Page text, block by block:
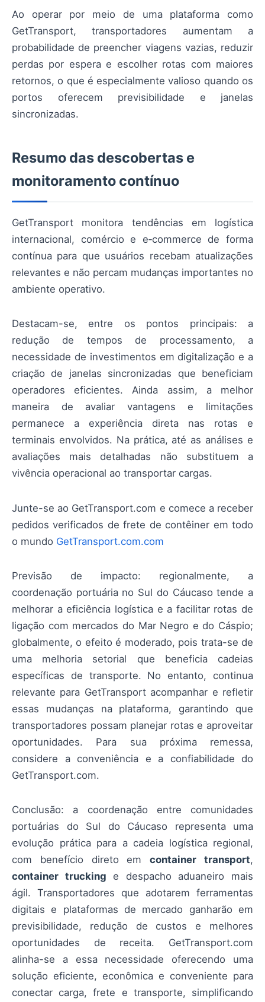
Ao operar por meio de uma plataforma como
GetTransport, transportadores aumentam a
probabilidade de preencher viagens vazias, reduzir
perdas por espera e escolher rotas com maiores
retornos, o que é especialmente valioso quando os
portos oferecem previsibilidade e janelas
sincronizadas.
Resumo das descobertas e
monitoramento contínuo
GetTransport monitora tendências em logística
internacional, comércio e e‑commerce de forma
contínua para que usuários recebam atualizações
relevantes e não percam mudanças importantes no
ambiente operativo.
Destacam-se, entre os pontos principais: a
redução de tempos de processamento, a
necessidade de investimentos em digitalização e a
criação de janelas sincronizadas que beneficiam
operadores eficientes. Ainda assim, a melhor
maneira de avaliar vantagens e limitações
permanece a experiência direta nas rotas e
terminais envolvidos. Na prática, até as análises e
avaliações mais detalhadas não substituem a
vivência operacional ao transportar cargas.
Junte-se ao GetTransport.com e comece a receber
pedidos verificados de frete de contêiner em todo
o mundo GetTransport.com.com
Previsão de impacto: regionalmente, a
coordenação portuária no Sul do Cáucaso tende a
melhorar a eficiência logística e a facilitar rotas de
ligação com mercados do Mar Negro e do Cáspio;
globalmente, o efeito é moderado, pois trata-se de
uma melhoria setorial que beneficia cadeias
específicas de transporte. No entanto, continua
relevante para GetTransport acompanhar e refletir
essas mudanças na plataforma, garantindo que
transportadores possam planejar rotas e aproveitar
oportunidades. Para sua próxima remessa,
considere a conveniência e a confiabilidade do
GetTransport.com.
Conclusão: a coordenação entre comunidades
portuárias do Sul do Cáucaso representa uma
evolução prática para a cadeia logística regional,
com benefício direto emcontainer transport,
container trucking e despacho aduaneiro mais
ágil. Transportadores que adotarem ferramentas
digitais e plataformas de mercado ganharão em
previsibilidade, redução de custos e melhores
oportunidades de receita. GetTransport.com
alinha-se a essa necessidade oferecendo uma
solução eficiente, econômica e conveniente para
conectar carga, frete e transporte, simplificando